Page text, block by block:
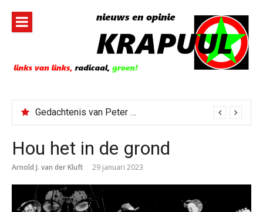
inhoud
Gedachtenis van Peter Faber
Hou het in de grond
Arnold J. van der Kluft 29 januari 2023